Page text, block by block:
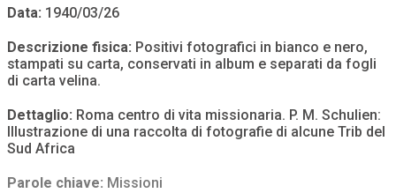
Data: 1940/03/26
Descrizione fisica: Positivi fotografici in bianco e nero,
stampati su carta, conservati in album e separati da fogli
di carta velina.
Dettaglio: Roma centro di vita missionaria. P. M. Schulien:
Illustrazione di una raccolta di fotografie di alcune Trib del
Sud Africa
Parole chiave: Missioni